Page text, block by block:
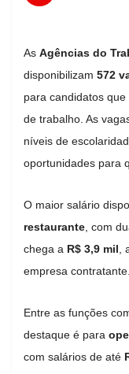
As Agências do
disponibilizam 572
para candidatos
de trabalho. As
níveis de
oportunidades para
O maior salário
restaurante , com
chega a R$ 3,9 mil
empresa contratante.
Entre as funções
destaque é para
com salários de até